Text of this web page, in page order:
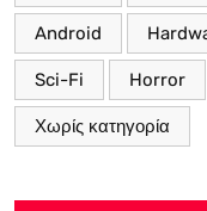
Android
Sci-Fi Horror
Χωρίς κατηγορία